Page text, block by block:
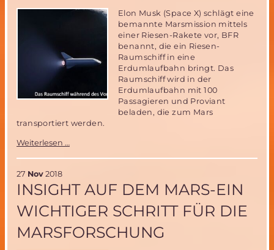
Missionen
Elon Musk (Space X) schlägt eine
bemannte Marsmission mittels
einer Riesen-Rakete vor, BFR
benannt, die ein Riesen-
Raumschiff in eine
Erdumlaufbahn bringt. Das
Raumschiff wird in der
Erdumlaufbahn mit 100
Passagieren und Proviant
beladen, die zum Mars
transportiert werden.
Weiterlesen …
des
Mars
mit
Riesen-
Rakete
BFR
27 Nov 2018
INSIGHT AUF DEM MARS-EIN
WICHTIGER SCHRITT FÜR DIE
MARSFORSCHUNG